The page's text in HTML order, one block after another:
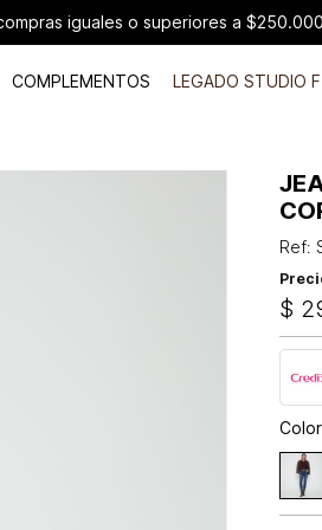
iguales o superiores a $250.000
COMPLEMENTOS LEGADO STUDIO F
Ref:
$
Color